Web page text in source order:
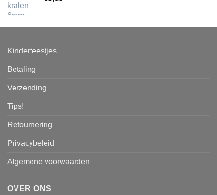
Kinderfeestjes
Betaling
Verzending
Tips!
Retournering
Privacybeleid
Algemene voorwaarden
OVER ONS